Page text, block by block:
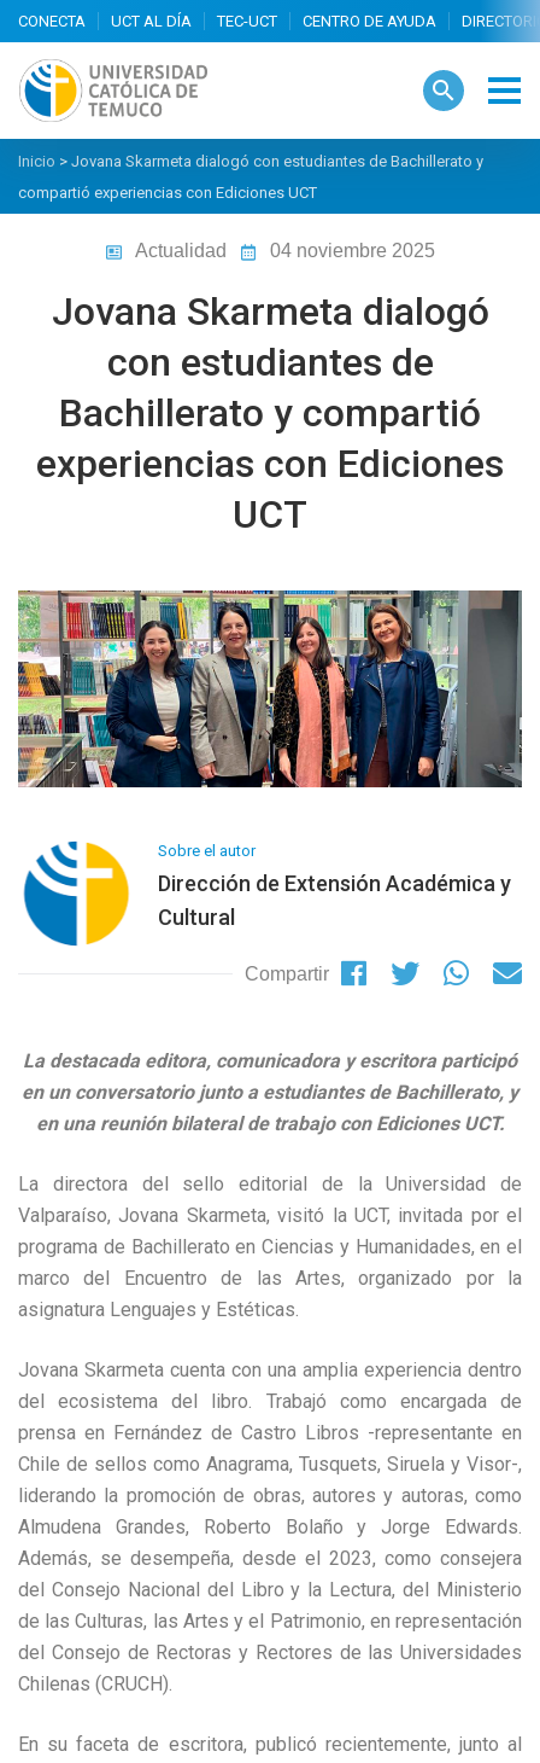
search
Inicio > Jovana Skarmeta dialogó con estudiantes de Bachillerato y
compartió experiencias con Ediciones UCT
Actualidad 04 noviembre 2025
Jovana Skarmeta dialogó
con estudiantes de
Bachillerato y compartió
experiencias con Ediciones
UCT
Sobre el autor
Dirección de Extensión Académica y
Cultural
Compartir
La destacada editora, comunicadora y escritora participó
en un conversatorio junto a estudiantes de Bachillerato, y
en una reunión bilateral de trabajo con Ediciones UCT.
La directora del sello editorial de la Universidad de
Valparaíso, Jovana Skarmeta, visitó la UCT, invitada por el
programa de Bachillerato en Ciencias y Humanidades, en el
marco del Encuentro de las Artes, organizado por la
asignatura Lenguajes y Estéticas.
Jovana Skarmeta cuenta con una amplia experiencia dentro
del ecosistema del libro. Trabajó como encargada de
prensa en Fernández de Castro Libros -representante en
Chile de sellos como Anagrama, Tusquets, Siruela y Visor-,
liderando la promoción de obras, autores y autoras, como
Almudena Grandes, Roberto Bolaño y Jorge Edwards.
Además, se desempeña, desde el 2023, como consejera
del Consejo Nacional del Libro y la Lectura, del Ministerio
de las Culturas, las Artes y el Patrimonio, en representación
del Consejo de Rectoras y Rectores de las Universidades
Chilenas (CRUCH).
En su faceta de escritora, publicó recientemente, junto al